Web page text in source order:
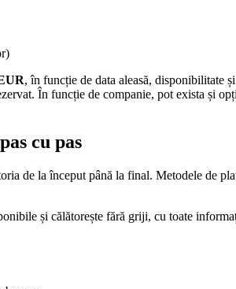
, în funcție de data aleasă, disponibilitate
În funcție de companie, pot exista și
cu pas
de la început până la final. Metodele de
și călătorește fără griji, cu toate